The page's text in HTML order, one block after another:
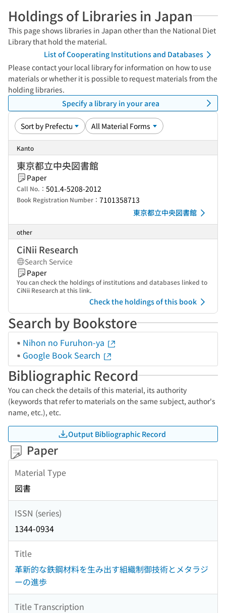
Holdings of Libraries in Japan
This page shows libraries in Japan other than the National Diet
Library that hold the material.
List of Cooperating Institutions and Databases
Please contact your local library for information on how to use
materials or whether it is possible to request materials from the
holding libraries.
Specify a library in your area
Kanto
東京都立中央図書館
Paper
Call No.： 501.4-5208-2012
Book Registration Number： 7101358713
東京都立中央図書館
other
CiNii Research
Search Service
Paper
You can check the holdings of institutions and databases linked to
CiNii Research at this link.
Check the holdings of this book
Search by Bookstore
Nihon no Furuhon-ya
Google Book Search
Bibliographic Record
You can check the details of this material, its authority
(keywords that refer to materials on the same subject, author's
name, etc.), etc.
Output Bibliographic Record
Paper
Material Type
図書
ISSN (series)
1344-0934
Title
革新的な鉄鋼材料を生み出す組織制御技術とメタラジ
ーの進歩
Title Transcription